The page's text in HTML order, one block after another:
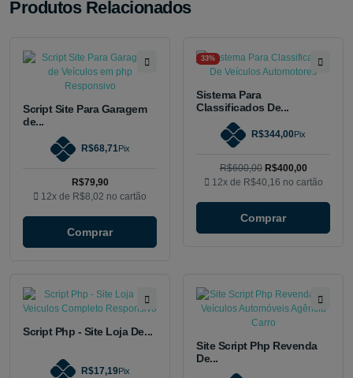
Produtos Relacionados
Script Site Para Garagem
de...
R$68,71Pix
R$79,90
12x de R$8,02 no cartão
Comprar
33%
Sistema Para
Classificados De...
R$344,00Pix
R$600,00 R$400,00
12x de R$40,16 no cartão
Comprar
Script Php - Site Loja De...
R$17,19Pix
Site Script Php Revenda
De...